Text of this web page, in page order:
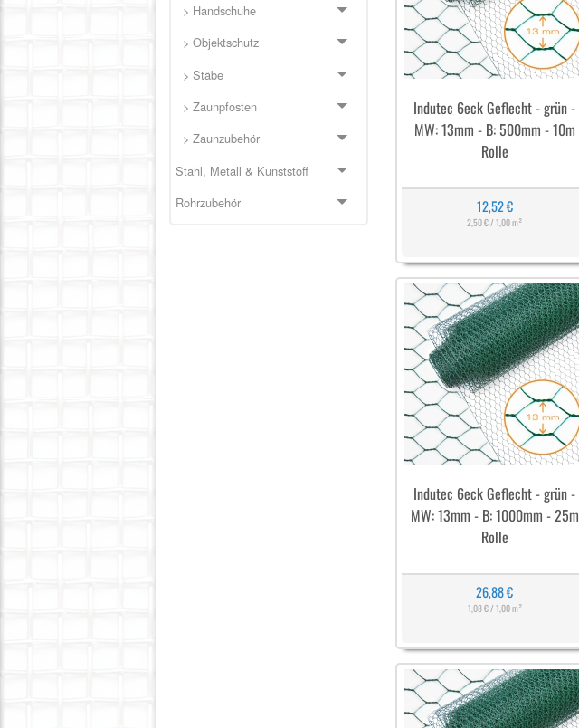
> Handschuhe
> Objektschutz
> Stäbe
> Zaunpfosten
> Zaunzubehör
Stahl, Metall & Kunststoff
Rohrzubehör
Indutec 6eck Geflecht - grün -
MW: 13mm - B: 500mm - 10m
Rolle
12,52 €
2,50 € / 1,00 m²
Indutec 6eck Geflecht - grün -
MW: 13mm - B: 1000mm - 25m
Rolle
26,88 €
1,08 € / 1,00 m²